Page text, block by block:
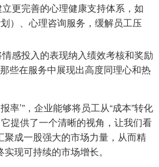
更完善的心理健康支持体系，如
）、心理咨询服务，缓解员工压
感投入的表现纳入绩效考核和奖励
些在服务中展现出高度同理心和热
率’”，企业能够将员工从“成本”转化
提供了一个清晰的视角，让我们看
聚成一股强大的市场力量，从而精
现可持续的市场增长。